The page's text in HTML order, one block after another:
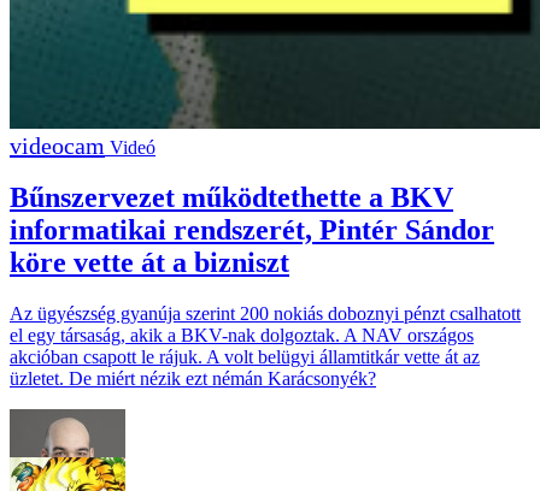
Videó
Bűnszervezet működtethette a BKV
informatikai rendszerét, Pintér Sándor
köre vette át a bizniszt
Az ügyészség gyanúja szerint 200 nokiás doboznyi pénzt csalhatott
el egy társaság, akik a BKV-nak dolgoztak. A NAV országos
akcióban csapott le rájuk. A volt belügyi államtitkár vette át az
üzletet. De miért nézik ezt némán Karácsonyék?